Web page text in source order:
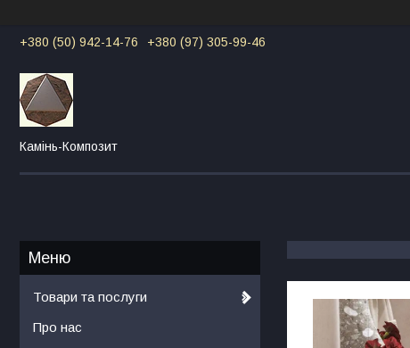
+380 (50) 942-14-76 +380 (97) 305-99-46
Камінь-Композит
Товари та послуги
Про нас